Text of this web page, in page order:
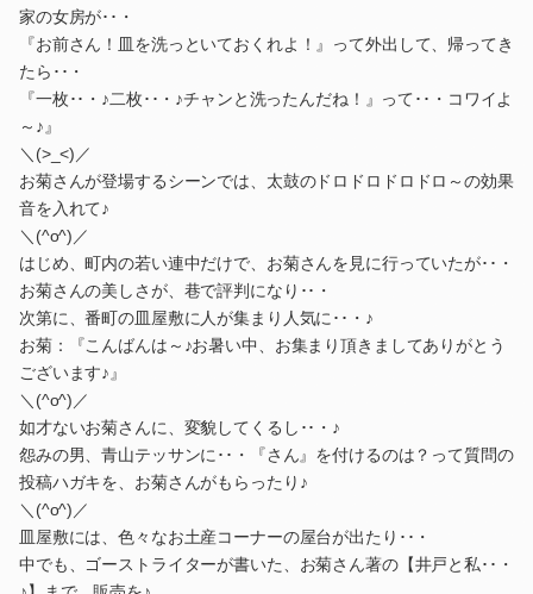
家の女房が･･・
『お前さん！皿を洗っといておくれよ！』って外出して、帰ってき
たら･･・
『一枚･･・♪二枚･･・♪チャンと洗ったんだね！』って･･・コワイよ
～♪』
＼(>_<)／
お菊さんが登場するシーンでは、太鼓のドロドロドロドロ～の効果
音を入れて♪
＼(^o^)／
はじめ、町内の若い連中だけで、お菊さんを見に行っていたが･･・
お菊さんの美しさが、巷で評判になり･･・
次第に、番町の皿屋敷に人が集まり人気に･･・♪
お菊：『こんばんは～♪お暑い中、お集まり頂きましてありがとう
ございます♪』
＼(^o^)／
如才ないお菊さんに、変貌してくるし･･・♪
怨みの男、青山テッサンに･･・『さん』を付けるのは？って質問の
投稿ハガキを、お菊さんがもらったり♪
＼(^o^)／
皿屋敷には、色々なお土産コーナーの屋台が出たり･･・
中でも、ゴーストライターが書いた、お菊さん著の【井戸と私･･・